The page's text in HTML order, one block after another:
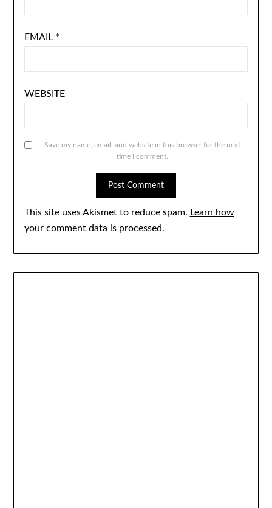
EMAIL *
WEBSITE
Save my name, email, and website in this browser for the next
time I comment.
This site uses Akismet to reduce spam. Learn how
your comment data is processed.